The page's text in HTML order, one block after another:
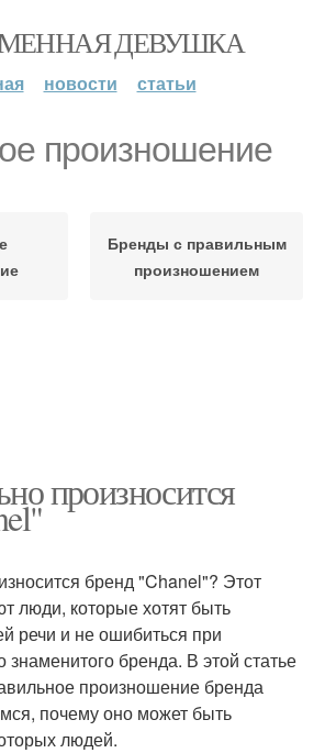
ДЕВУШКА
новости статьи
произношение
Бренды с правильным
произношением
произносится
бренд "Chanel"? Этот
люди, которые хотят быть
речи и не ошибиться при
знаменитого бренда. В этой статье
произношение бренда
почему оно может быть
людей.